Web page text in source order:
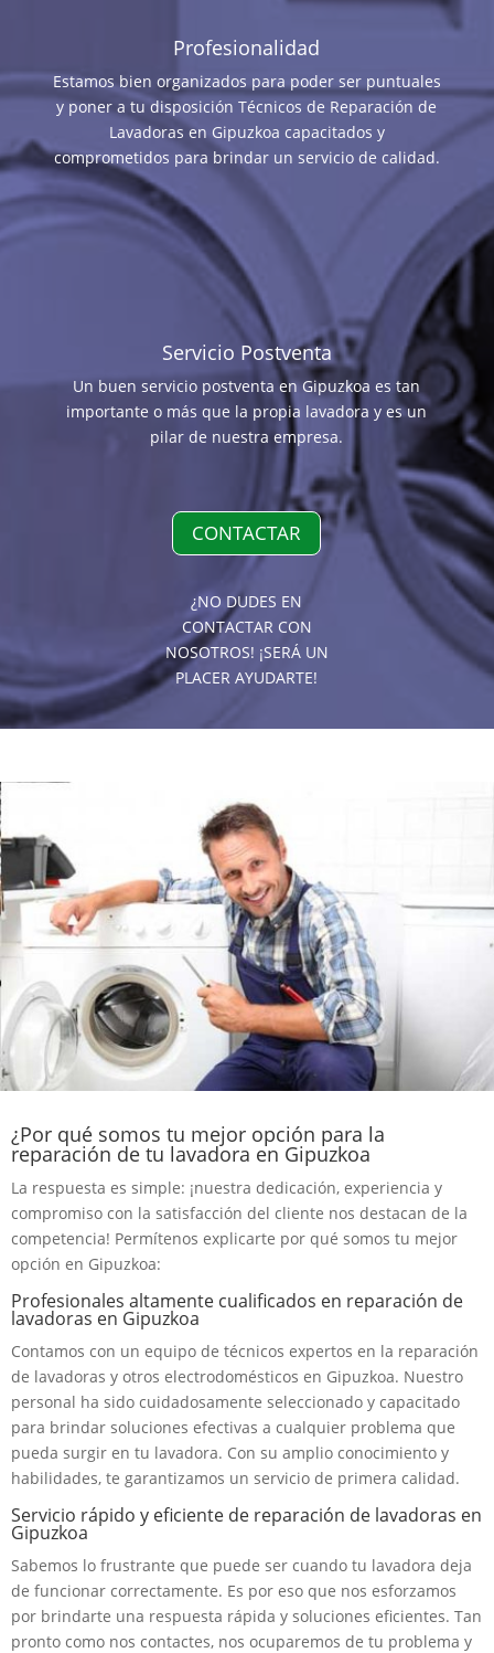
Profesionalidad
Estamos bien organizados para poder ser puntuales
y poner a tu disposición Técnicos de Reparación de
Lavadoras en Gipuzkoa capacitados y
comprometidos para brindar un servicio de calidad.
Servicio Postventa
Un buen servicio postventa en Gipuzkoa es tan
importante o más que la propia lavadora y es un
pilar de nuestra empresa.
CONTACTAR
¿NO DUDES EN
CONTACTAR CON
NOSOTROS! ¡SERÁ UN
PLACER AYUDARTE!
¿Por qué somos tu mejor opción para la
reparación de tu lavadora en Gipuzkoa
La respuesta es simple: ¡nuestra dedicación, experiencia y
compromiso con la satisfacción del cliente nos destacan de la
competencia! Permítenos explicarte por qué somos tu mejor
opción en Gipuzkoa:
Profesionales altamente cualificados en reparación de
lavadoras en Gipuzkoa
Contamos con un equipo de técnicos expertos en la reparación
de lavadoras y otros electrodomésticos en Gipuzkoa. Nuestro
personal ha sido cuidadosamente seleccionado y capacitado
para brindar soluciones efectivas a cualquier problema que
pueda surgir en tu lavadora. Con su amplio conocimiento y
habilidades, te garantizamos un servicio de primera calidad.
Servicio rápido y eficiente de reparación de lavadoras en
Gipuzkoa
Sabemos lo frustrante que puede ser cuando tu lavadora deja
de funcionar correctamente. Es por eso que nos esforzamos
por brindarte una respuesta rápida y soluciones eficientes. Tan
pronto como nos contactes, nos ocuparemos de tu problema y